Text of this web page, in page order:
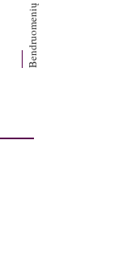
Bendruomenių